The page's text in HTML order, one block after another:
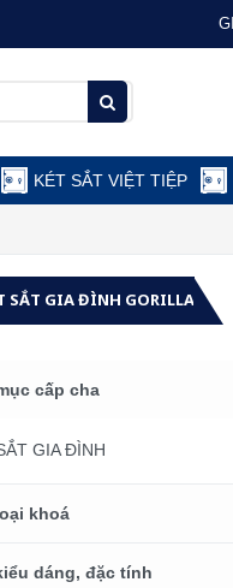
KÉT SẮT VIỆT TIỆP
SẮT GIA ĐÌNH GORILLA
cấp cha
GIA ĐÌNH
khoá
dáng, đặc tính